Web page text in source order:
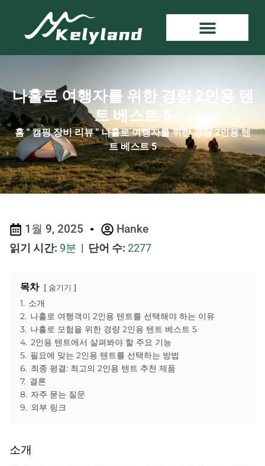
나홀로 여행자를 위한 경량 2인용 텐
트 베스트 5
홈"캠핑 장비 리뷰"나홀로 여행자를 위한 경량 2인용 텐
트 베스트 5
1월 9, 2025 Hanke
읽기 시간: 9분 | 단어 수: 2277
목차 숨기기
1. 소개
2. 나홀로 여행객이 2인용 텐트를 선택해야 하는 이유
3. 나홀로 모험을 위한 경량 2인용 텐트 베스트 5
4. 2인용 텐트에서 살펴봐야 할 주요 기능
5. 필요에 맞는 2인용 텐트를 선택하는 방법
6. 최종 평결: 최고의 2인용 텐트 추천 제품
7. 결론
8. 자주 묻는 질문
9. 외부 링크
소개